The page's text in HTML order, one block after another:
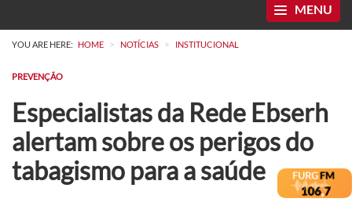
MENU
YOU ARE HERE: HOME > NOTÍCIAS > INSTITUCIONAL
PREVENÇÃO
Especialistas da Rede Ebserh
alertam sobre os perigos do
tabagismo para a saúde